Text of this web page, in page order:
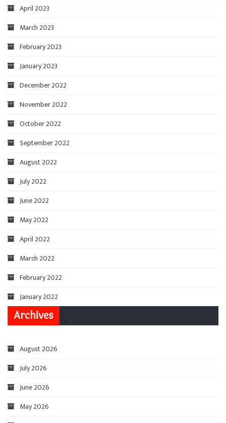
April 2023
March 2023
February 2023
January 2023
December 2022
November 2022
October 2022
September 2022
August 2022
July 2022
June 2022
May 2022
April 2022
March 2022
February 2022
January 2022
Archives
August 2026
July 2026
June 2026
May 2026